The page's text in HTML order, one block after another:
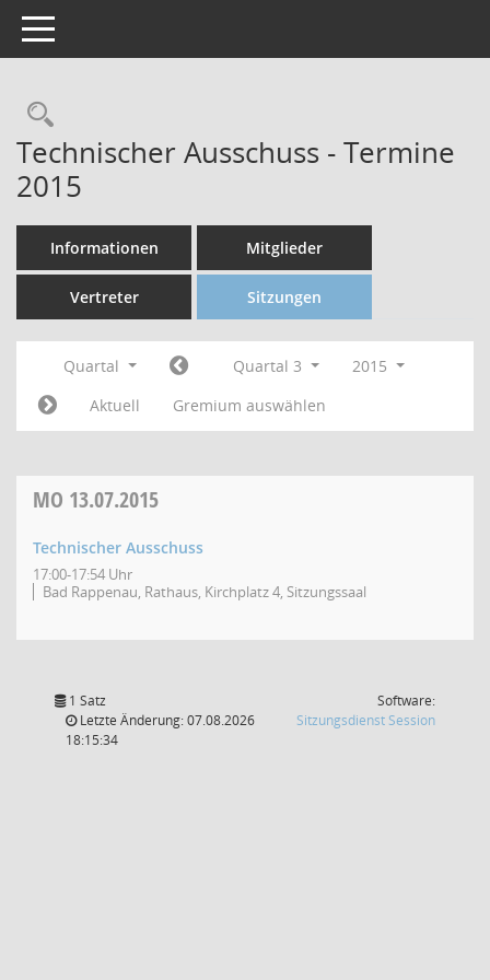
Toggle navigation
Technischer Ausschuss - Termine
2015
Informationen Mitglieder
Vertreter Sitzungen
Quartal Quartal 3
2015
Aktuell
Gremium auswählen
MO 13.07.2015
Technischer Ausschuss
17:00-17:54 Uhr
Bad Rappenau, Rathaus, Kirchplatz 4, Sitzungssaal
1 Satz
Letzte Änderung: 07.08.2026
18:15:34
Software:
Sitzungsdienst Session(Wird in